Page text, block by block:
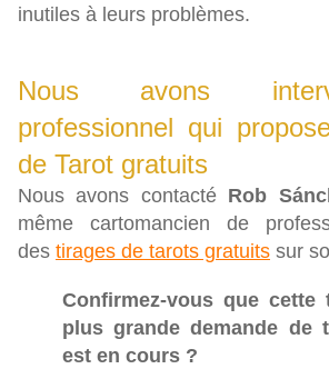
inutiles à leurs problèmes.
Nous avons
professionnel qui
de Tarot gratuits
Nous avons contacté Rob
même cartomancien de
des tirages de tarots gratuits sur
Confirmez-vous que cette
plus grande demande de
est en cours ?